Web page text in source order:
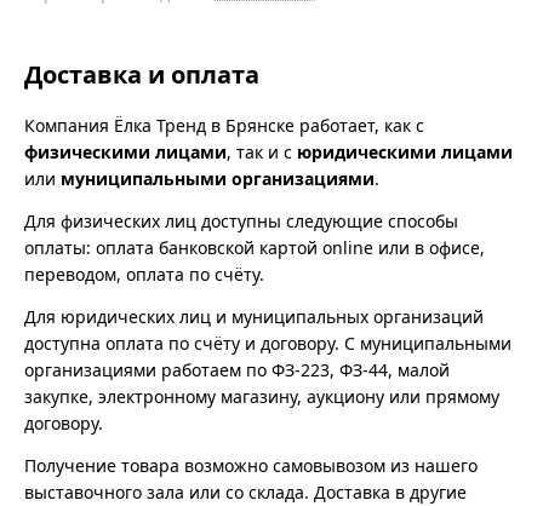
Доставка и оплата
Компания Ёлка Тренд в Брянске работает, как с
физическими лицами, так и с юридическими лицами
или муниципальными организациями.
Для физических лиц доступны следующие способы
оплаты: оплата банковской картой online или в офисе,
переводом, оплата по счёту.
Для юридических лиц и муниципальных организаций
доступна оплата по счёту и договору. С муниципальными
организациями работаем по ФЗ-223, ФЗ-44, малой
закупке, электронному магазину, аукциону или прямому
договору.
Получение товара возможно самовывозом из нашего
выставочного зала или со склада. Доставка в другие